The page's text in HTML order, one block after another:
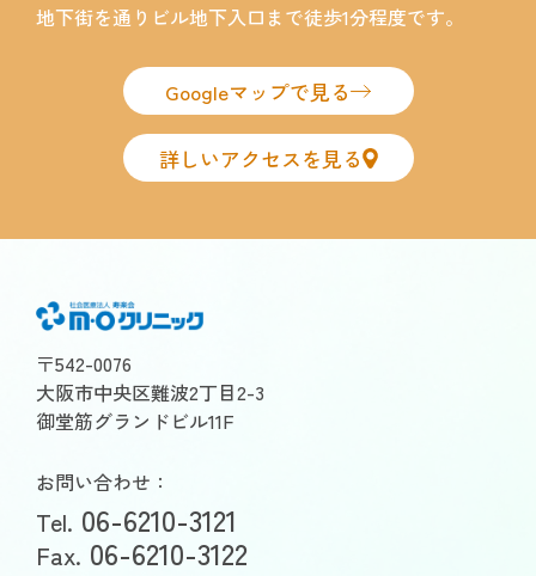
地下街を通り ビル地下入口まで徒歩1分程度です。
Googleマップで見る
詳しいアクセスを見る
〒542-0076
大阪市中央区難波2丁目2-3
御堂筋グランドビル11F
お問い合わせ：
Tel. 06-6210-3121
Fax. 06-6210-3122